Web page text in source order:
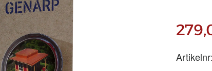
Artikelnr: